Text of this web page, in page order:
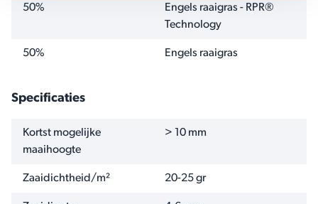
50%
Engels raaigras - RPR®
Technology
50% Engels raaigras
Specificaties
NAAM WAARDE
Kortst mogelijke
maaihoogte
> 10 mm
Zaaidichtheid/m² 20-25 gr